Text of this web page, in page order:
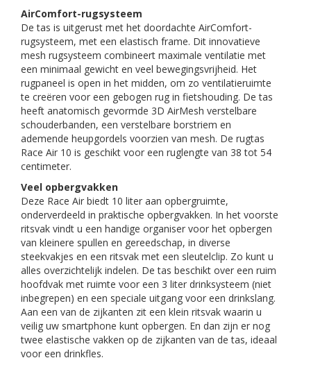
AirComfort-rugsysteem
De tas is uitgerust met het doordachte AirComfort-
rugsysteem, met een elastisch frame. Dit innovatieve
mesh rugsysteem combineert maximale ventilatie met
een minimaal gewicht en veel bewegingsvrijheid. Het
rugpaneel is open in het midden, om zo ventilatieruimte
te creëren voor een gebogen rug in fietshouding. De tas
heeft anatomisch gevormde 3D AirMesh verstelbare
schouderbanden, een verstelbare borstriem en
ademende heupgordels voorzien van mesh. De rugtas
Race Air 10 is geschikt voor een ruglengte van 38 tot 54
centimeter.
Veel opbergvakken
Deze Race Air biedt 10 liter aan opbergruimte,
onderverdeeld in praktische opbergvakken. In het voorste
ritsvak vindt u een handige organiser voor het opbergen
van kleinere spullen en gereedschap, in diverse
steekvakjes en een ritsvak met een sleutelclip. Zo kunt u
alles overzichtelijk indelen. De tas beschikt over een ruim
hoofdvak met ruimte voor een 3 liter drinksysteem (niet
inbegrepen) en een speciale uitgang voor een drinkslang.
Aan een van de zijkanten zit een klein ritsvak waarin u
veilig uw smartphone kunt opbergen. En dan zijn er nog
twee elastische vakken op de zijkanten van de tas, ideaal
voor een drinkfles.